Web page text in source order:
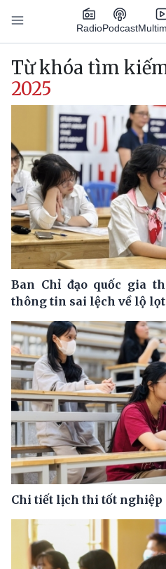
Nhảy đến nội dung
RadioPodcast
Main navigation
Từ khóa tìm
2025
Ban Chỉ đạo quốc gia
thông tin sai lệch về lộ lọt
Chi tiết lịch thi tốt nghiệp